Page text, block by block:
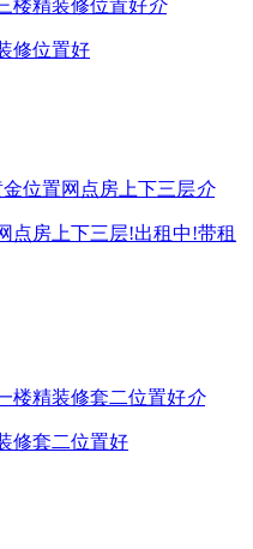
楼精装修位置好介
修位置好
位置网点房上下三层介
点房上下三层!出租中!带租
楼精装修套二位置好介
修套二位置好